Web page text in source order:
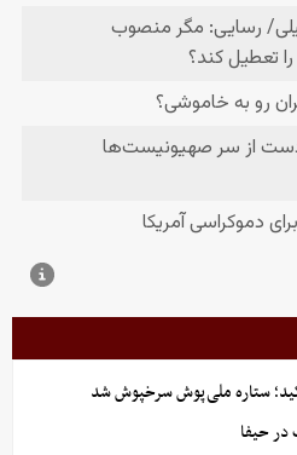
ستاره ملی‌پوش سرخپوش شد
حیفا